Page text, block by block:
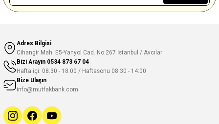
Adres Bilgisi
Cihangir Mah. E5-Yanyol Cad. No:267 İstanbul / Avcılar
Bizi Arayın 0534 873 67 04
Hafta içi: 08.30 - 18.00 / Haftasonu 08:30 - 14:00
Bize Ulaşın
info@mutfakbank.com